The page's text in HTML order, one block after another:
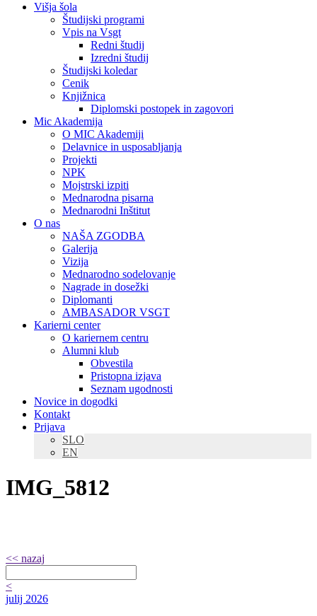
Višja šola
Študijski programi
Vpis na Vsgt
Redni študij
Izredni študij
Študijski koledar
Cenik
Knjižnica
Diplomski postopek in zagovori
Mic Akademija
O MIC Akademiji
Delavnice in usposabljanja
Projekti
NPK
Mojstrski izpiti
Mednarodna pisarna
Mednarodni Inštitut
O nas
NAŠA ZGODBA
Galerija
Vizija
Mednarodno sodelovanje
Nagrade in dosežki
Diplomanti
AMBASADOR VSGT
Karierni center
O kariernem centru
Alumni klub
Obvestila
Pristopna izjava
Seznam ugodnosti
Novice in dogodki
Kontakt
Prijava
SLO
EN
IMG_5812
<< nazaj
<
julij 2026